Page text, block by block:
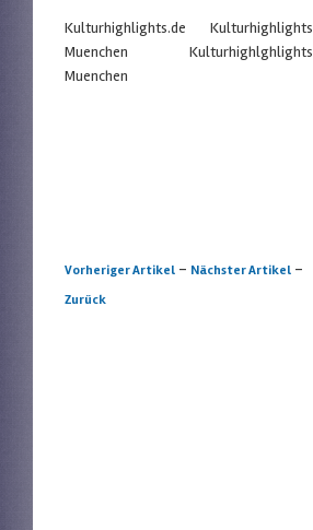
Kulturhighlights.de Kulturhighlights
Muenchen Kulturhighlghlights
Muenchen
Artikelnavigation
Vorheriger Artikel - Nächster Artikel -
Zurück